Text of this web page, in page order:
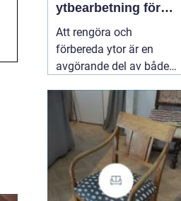
ytbearbetning för
proffs och
hantverkare
Att rengöra och
förbereda ytor är en
avgörande del av både
renovering. Färg, rost,
smuts och gamla
beläggningar gör att
material åldras snabbare
och försämrar
slutresultatet vid